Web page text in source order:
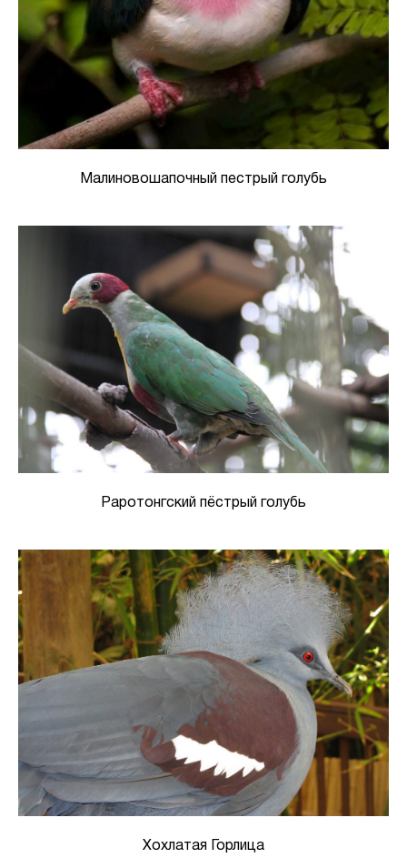
Малиновошапочный пестрый голубь
Раротонгский пёстрый голубь
Хохлатая Горлица